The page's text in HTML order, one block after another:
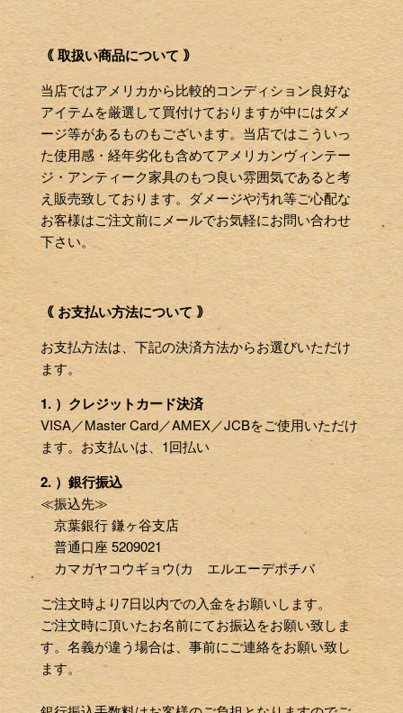
｟ 取扱い商品について ｠
当店ではアメリカから比較的コンディション良好な
アイテムを厳選して買付けておりますが中にはダメ
ージ等があるものもございます。当店ではこういっ
た使用感・経年劣化も含めてアメリカンヴィンテー
ジ・アンティーク家具のもつ良い雰囲気であると考
え販売致しております。ダメージや汚れ等ご心配な
お客様はご注文前にメールでお気軽にお問い合わせ
下さい。
｟ お支払い方法について ｠
お支払方法は、下記の決済方法からお選びいただけ
ます。
1. ）クレジットカード決済
VISA／Master Card／AMEX／JCBをご使用いただけ
ます。お支払いは、1回払い
2. ）銀行振込
≪振込先≫
京葉銀行 鎌ヶ谷支店
普通口座 5209021
カマガヤコウギョウ(カ エルエーデポチバ
ご注文時より7日以内での入金をお願いします。
ご注文時に頂いたお名前にてお振込をお願い致しま
す。名義が違う場合は、事前にご連絡をお願い致し
ます。